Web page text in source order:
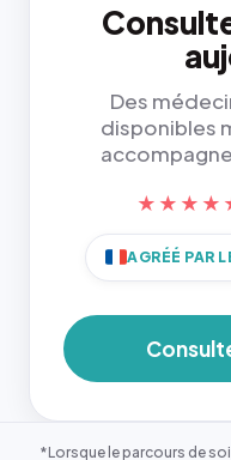
Des
disponibles
AGRÉÉ PAR
*Lorsque le parcours de